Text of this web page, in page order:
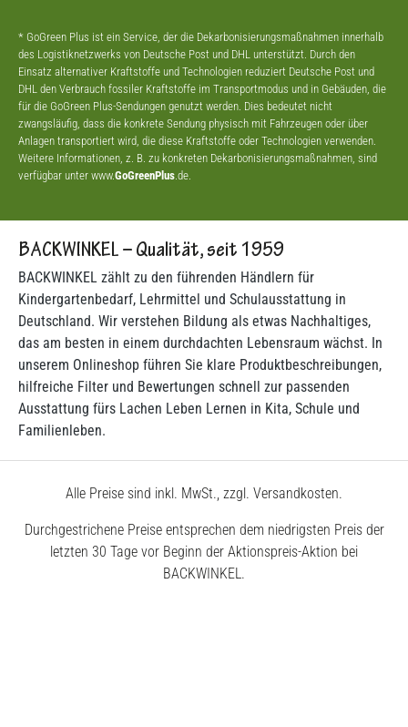
* GoGreen Plus ist ein Service, der die Dekarbonisierungsmaßnahmen innerhalb
des Logistiknetzwerks von Deutsche Post und DHL unterstützt. Durch den
Einsatz alternativer Kraftstoffe und Technologien reduziert Deutsche Post und
DHL den Verbrauch fossiler Kraftstoffe im Transportmodus und in Gebäuden, die
für die GoGreen Plus-Sendungen genutzt werden. Dies bedeutet nicht
zwangsläufig, dass die konkrete Sendung physisch mit Fahrzeugen oder über
Anlagen transportiert wird, die diese Kraftstoffe oder Technologien verwenden.
Weitere Informationen, z. B. zu konkreten Dekarbonisierungsmaßnahmen, sind
verfügbar unter www.GoGreenPlus .de.
BACKWINKEL – Qualität, seit 1959
BACKWINKEL zählt zu den führenden Händlern für
Kindergartenbedarf, Lehrmittel und Schulausstattung in
Deutschland. Wir verstehen Bildung als etwas Nachhaltiges,
das am besten in einem durchdachten Lebensraum wächst. In
unserem Onlineshop führen Sie klare Produktbeschreibungen,
hilfreiche Filter und Bewertungen schnell zur passenden
Ausstattung fürs Lachen Leben Lernen in Kita, Schule und
Familienleben.
Alle Preise sind inkl. MwSt., zzgl. Versandkosten.
Durchgestrichene Preise entsprechen dem niedrigsten Preis der
letzten 30 Tage vor Beginn der Aktionspreis-Aktion bei
BACKWINKEL.